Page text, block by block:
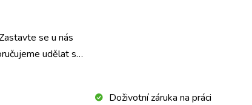
se u nás
udělat si
Doživotní záruka na práci